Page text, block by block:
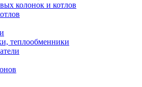
колонок и котлов
теплообменники